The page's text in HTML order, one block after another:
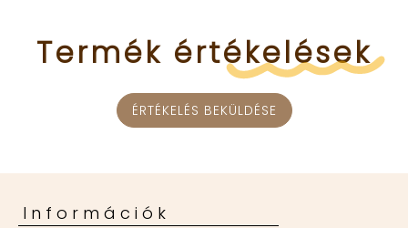
Termék értékelések
ÉRTÉKELÉS BEKÜLDÉSE
Információk